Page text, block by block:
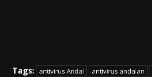
Tags: antivirus Andal antivirus andalan